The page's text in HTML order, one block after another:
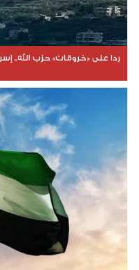
ردا على «خروقات» حزب الله..